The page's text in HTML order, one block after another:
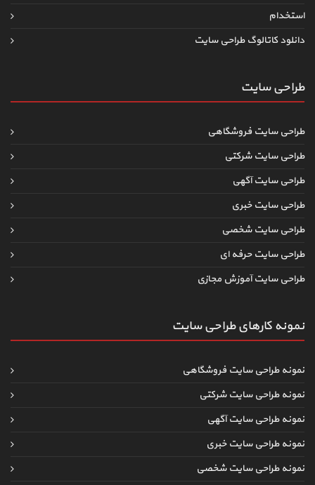
استخدام
دانلود کاتالوگ طراحی سایت
طراحی سایت
طراحی سایت فروشگاهی
طراحی سایت شرکتی
طراحی سایت آگهی
طراحی سایت خبری
طراحی سایت شخصی
طراحی سایت حرفه ای
طراحی سایت آموزش مجازی
نمونه کارهای طراحی سایت
نمونه طراحی سایت فروشگاهی
نمونه طراحی سایت شرکتی
نمونه طراحی سایت آگهی
نمونه طراحی سایت خبری
نمونه طراحی سایت شخصی